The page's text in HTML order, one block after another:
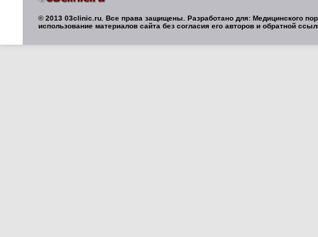
© 2013 03clinic.ru. Все права защищены. Разработано для: Медицинского
использование материалов сайта без согласия его авторов и обратной